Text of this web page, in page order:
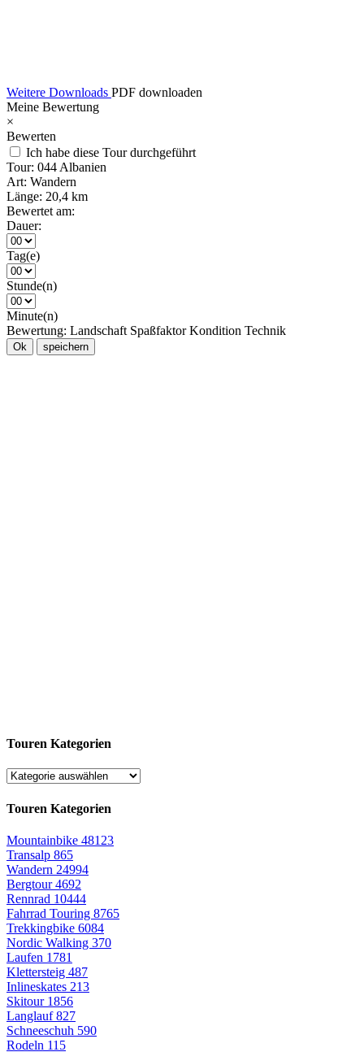
Weitere Downloads PDF downloaden
Meine Bewertung
×
Bewerten
Ich habe diese Tour durchgeführt
Tour: 044 Albanien
Art: Wandern
Länge: 20,4 km
Bewertet am:
Dauer:
Tag(e)
Stunde(n)
Minute(n)
Bewertung: Landschaft Spaßfaktor Kondition Technik
Ok speichern
Touren Kategorien
Touren Kategorien
Mountainbike 48123
Transalp 865
Wandern 24994
Bergtour4692
Rennrad 10444
Fahrrad Touring 8765
Trekkingbike 6084
Nordic Walking 370
Laufen 1781
Klettersteig 487
Inlineskates 213
Skitour 1856
Langlauf827
Schneeschuh 590
Rodeln 115